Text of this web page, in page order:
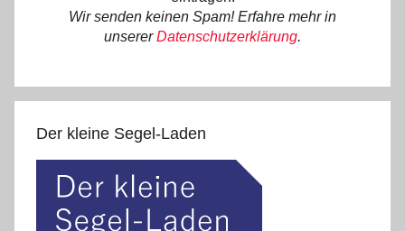
Wir senden keinen Spam! Erfahre mehr in
unsererDatenschutzerklärung.
Der kleine Segel-Laden